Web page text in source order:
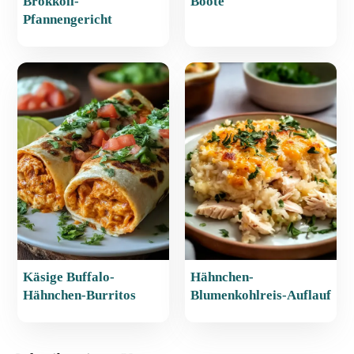
Pfannengericht
Käsige Buffalo-
Hähnchen-Burritos
Hähnchen-
Blumenkohlreis-Auflauf